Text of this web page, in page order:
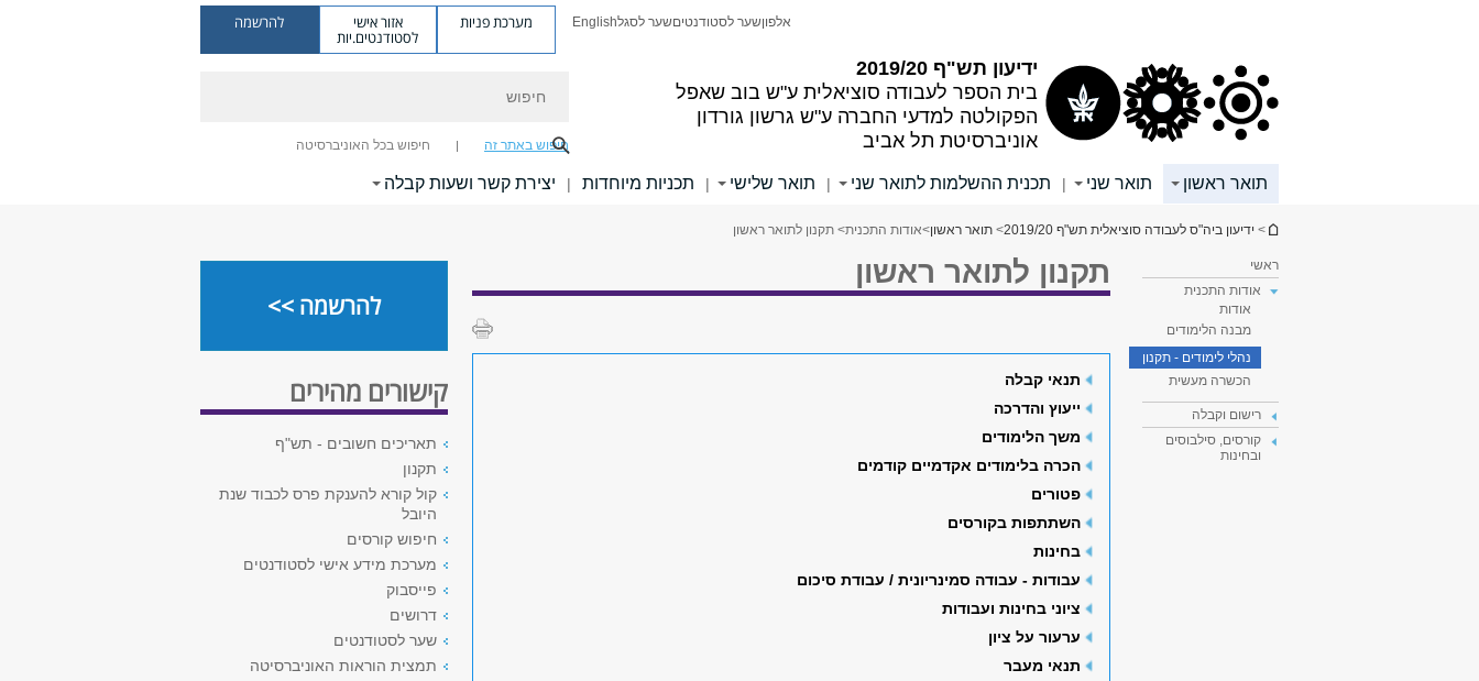
ידיעון תש"ף 2019/20
בית הספר לעבודה סוציאלית ע"ש בוב שאפל
הפקולטה למדעי החברה ע"ש גרשון גורדון
אוניברסיטת תל אביב
אלפוןשער לסטודנטיםשער לסגלEnglish מערכת פניות אזור אישי
לסטודנטים.יות
להרשמה
חיפוש באתר זה חיפוש בכל האוניברסיטה
תואר ראשון תואר שני | תכנית ההשלמות לתואר שני | תואר שלישי | תכניות מיוחדות | יצירת קשר ושעות קבלה
הינך נמצא כאן
> ידיעון ביה"ס לעבודה סוציאלית תש"ף 2019/20 > תואר ראשון>אודות התכנית> תקנון לתואר ראשון
ראשי
אודות התכנית
אודות
מבנה הלימודים
נהלי לימודים - תקנון
הכשרה מעשית
רישום וקבלה
קורסים, סילבוסים
ובחינות
תקנון לתואר ראשון
תנאי קבלה
ייעוץ והדרכה
משך הלימודים
הכרה בלימודים אקדמיים קודמים
פטורים
השתתפות בקורסים
בחינות
עבודות - עבודה סמינריונית / עבודת סיכום
ציוני בחינות ועבודות
ערעור על ציון
תנאי מעבר
להרשמה >>
קישורים מהירים
תאריכים חשובים - תש"ף
תקנון
קול קורא להענקת פרס לכבוד שנת
היובל
חיפוש קורסים
מערכת מידע אישי לסטודנטים
פייסבוק
דרושים
שער לסטודנטים
תמצית הוראות האוניברסיטה